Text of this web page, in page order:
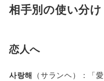
相手別の使い分け
恋人へ
사랑해 （サランヘ）：「